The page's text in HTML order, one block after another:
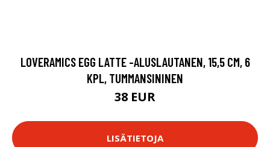
LOVERAMICS EGG LATTE -ALUSLAUTANEN, 15,5 CM, 6
KPL, TUMMANSININEN
38 EUR
LISÄTIETOJA